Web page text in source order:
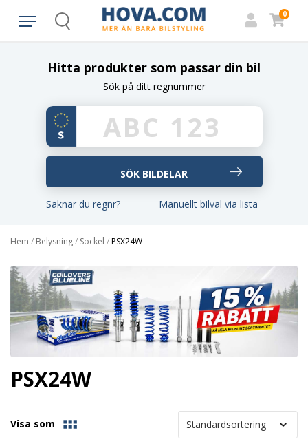
Search
0
Hitta produkter som passar din bil
Sök på ditt regnummer
Saknar du regnr? Manuellt bilval via lista
Hem / Belysning/ Sockel /PSX24W
PSX24W
Visa som